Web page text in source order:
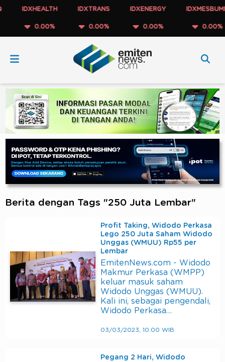
IDXHEALTH
0.00%
IDXTRANS
0.00%
IDXENERGY
0.00%
IDXMESBUMN
0.00%
Berita dengan Tags "250 Juta Lembar"
Profit Taking, Widodo Perkasa
Lego 250 Juta Saham Widodo
Unggas (WMUU) Rp55 per
Lembar
EmitenNews.com - Widodo
Makmur Perkasa (WMPP)
keluar masuk saham
Widodo Unggas (WMUU).
Kali ini, sebagai pengendali,
Widodo Perkasa…
03/03/2023, 10:00 WIB
Pegang 2 Hari, Widodo